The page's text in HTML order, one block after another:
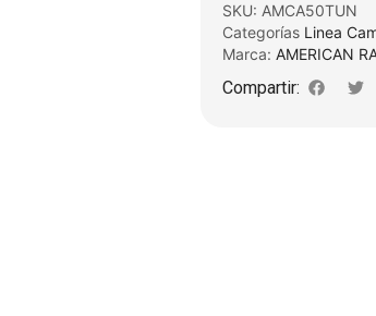
SKU: AMCA50TUN
Categorías Linea
Marca: AMERICAN
Compartir: